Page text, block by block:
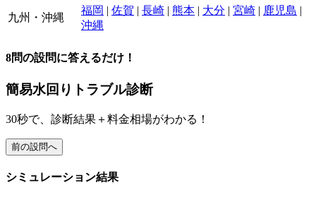
九州・沖縄
福岡 | 佐賀 | 長崎 | 熊本 | 大分 | 宮崎 | 鹿児島 |
沖縄
8問の設問に答えるだけ！
簡易水回りトラブル診断
30秒で、 診断結果＋料金相場がわかる！
前の設問へ
シミュレーション結果